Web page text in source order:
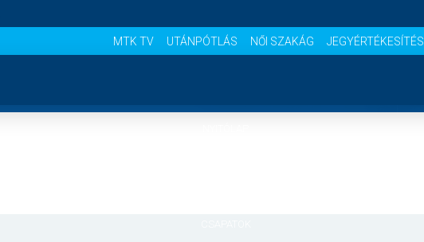
MTK TV UTÁNPÓTLÁS NŐI SZAKÁG JEGYÉRTÉKESÍTÉS